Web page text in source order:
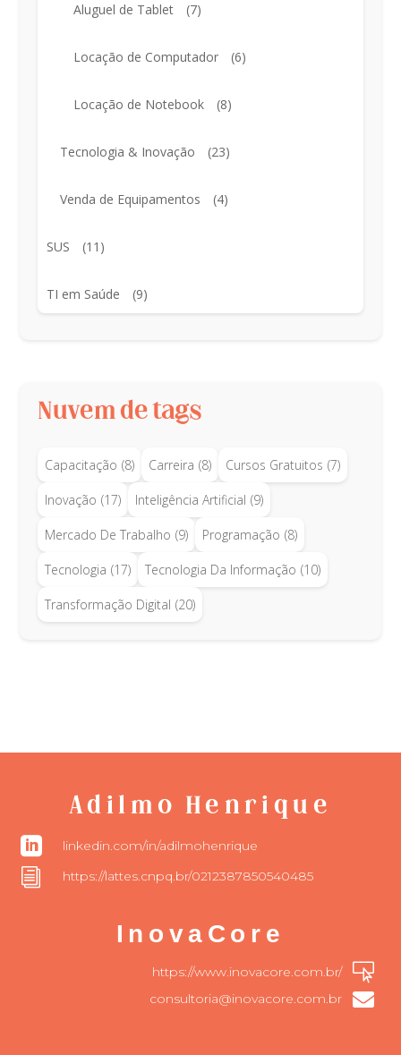
Aluguel de Tablet (7)
Locação de Computador (6)
Locação de Notebook (8)
Tecnologia & Inovação (23)
Venda de Equipamentos (4)
SUS (11)
TI em Saúde (9)
Nuvem de tags
Capacitação (8) Carreira (8) Cursos Gratuitos (7)
Inovação (17) Inteligência Artificial (9)
Mercado De Trabalho (9) Programação (8)
Tecnologia (17) Tecnologia Da Informação (10)
Transformação Digital (20)
Adilmo Henrique
 linkedin.com/in/adilmohenrique
i https://lattes.cnpq.br/0212387850540485
InovaCore

https://www.inovacore.com.br/

consultoria@inovacore.com.br